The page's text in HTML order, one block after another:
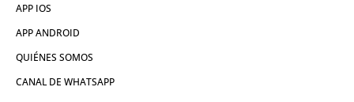
APP IOS
APP ANDROID
QUIÉNES SOMOS
CANAL DE WHATSAPP